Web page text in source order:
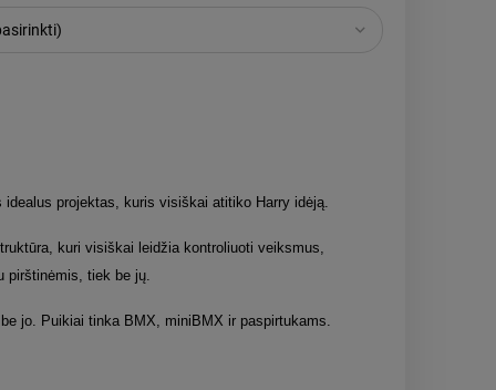
projektas, kuris visiškai atitiko Harry idėją.
kuri visiškai leidžia kontroliuoti veiksmus,
pirštinėmis, tiek be jų.
jo. Puikiai tinka BMX, miniBMX ir paspirtukams.